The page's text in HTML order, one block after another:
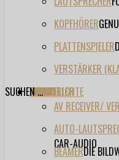
KOPFHÖRER
PLATTENSPIELER
VERSTÄRKER
TESTBERICHTE
AV RECEIVER/
AUTO-
CAR-AUDIO
BEAMERDIE
FORUM
FILME
VIDEOS
HERSTELLER
EVENT
SUCHEN ...